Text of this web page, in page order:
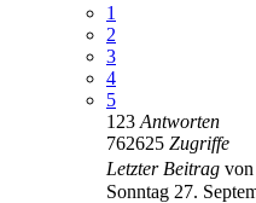
1
2
3
4
5
123 Antworten
762625 Zugriffe
Letzter Beitrag von
Sonntag 27.